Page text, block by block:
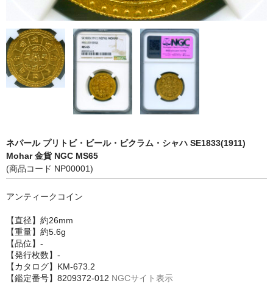
ネパール プリトビ・ビール・ビクラム・シャハ SE1833(1911)
Mohar 金貨 NGC MS65
(商品コード NP00001)
アンティークコイン
【直径】約26mm
【重量】約5.6g
【品位】-
【発行枚数】-
【カタログ】KM-673.2
【鑑定番号】8209372-012 NGCサイト表示